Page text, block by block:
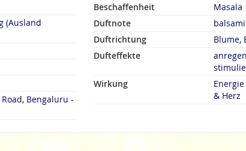
(Ausland
Road, Bengaluru -
Beschaffenheit
Masala
Duftnote
Duftrichtung
Blume,
Dufteffekte
Wirkung
& Herz